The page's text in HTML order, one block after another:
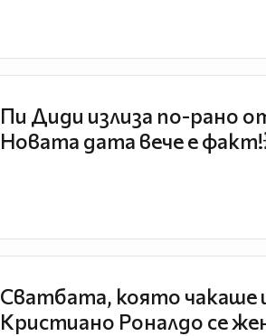
Пи Диди излиза по-рано
Новата дата вече е
Сватбата, която чакаше
Кристиано Роналдо се